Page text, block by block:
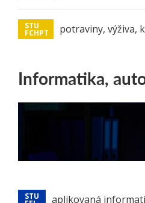
potraviny, výživa,
Informatika,
aplikovaná